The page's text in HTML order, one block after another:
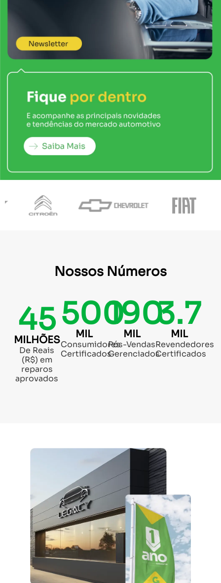
Nossos Números
MILHÕES
45
De Reais
(R$) em
reparos
aprovados
MIL
500
Consumidores
Certificados
MIL
190
Pós-Vendas
Gerenciados
MIL
3.7
Revendedores
Certificados